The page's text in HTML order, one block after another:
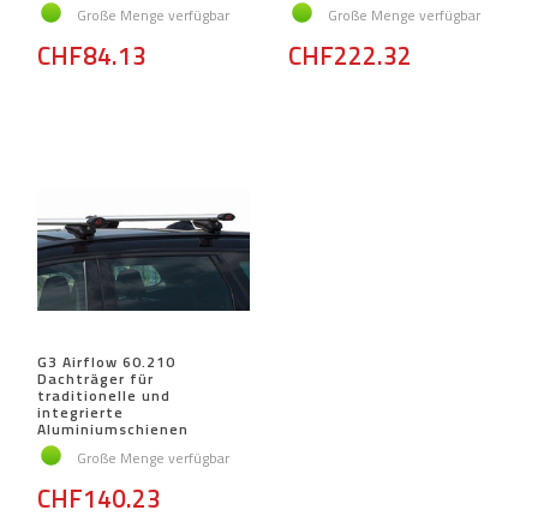
Große Menge verfügbar
CHF84.13
Große Menge verfügbar
CHF222.32
G3 Airflow 60.210
Dachträger für
traditionelle und
integrierte
Aluminiumschienen
Große Menge verfügbar
CHF140.23